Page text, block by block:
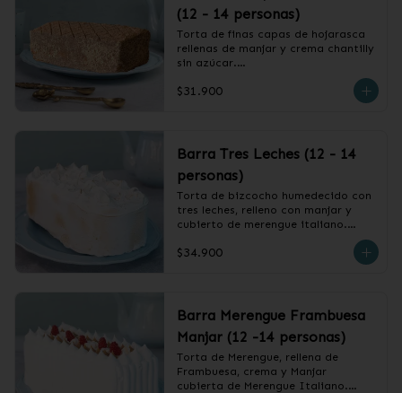
(12 - 14 personas)
Torta de finas capas de hojarasca
rellenas de manjar y crema chantilly
sin azúcar.
❄️ Producto Congelado
$31.900
Barra Tres Leches (12 - 14
personas)
Torta de bizcocho humedecido con
tres leches, relleno con manjar y
cubierto de merengue italiano.
❄️ Producto Congelado
$34.900
Barra Merengue Frambuesa
Manjar (12 -14 personas)
Torta de Merengue, rellena de
Frambuesa, crema y Manjar
cubierta de Merengue Italiano.